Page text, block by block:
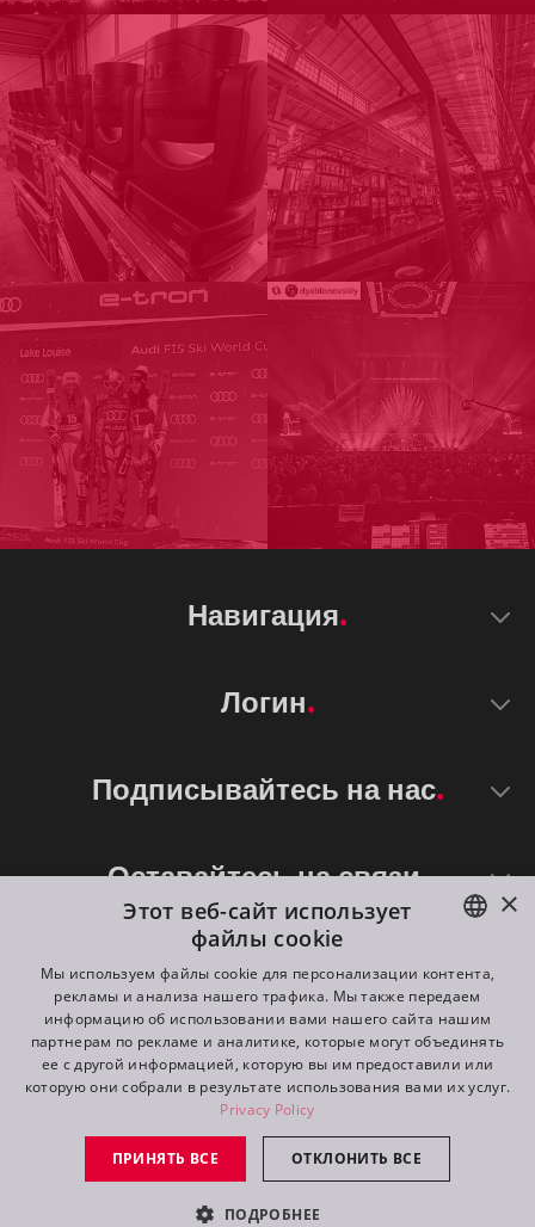
Навигация
Логин
Подписывайтесь на нас
Оставайтесь на связи
©2026 ROBE lighting s.r.o.
All rights reserved. Created by
Switch to desktop mode
ENGLISH
DE
FR
RU
×
Этот веб-сайт использует
файлы cookie
Мы используем файлы cookie для персонализации контента,
рекламы и анализа нашего трафика. Мы также передаем
информацию об использовании вами нашего сайта нашим
партнерам по рекламе и аналитике, которые могут объединять
ее с другой информацией, которую вы им предоставили или
которую они собрали в результате использования вами их услуг.
Privacy Policy
ПРИНЯТЬ ВСЕ ОТКЛОНИТЬ ВСЕ
ПОДРОБНЕЕ